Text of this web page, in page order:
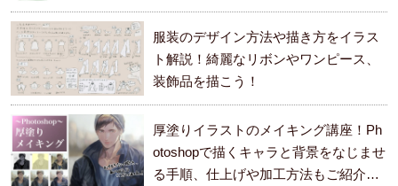
服装のデザイン方法や描き方をイラス
ト解説！綺麗なリボンやワンピース、
装飾品を描こう！
厚塗りイラストのメイキング講座！Ph
otoshopで描くキャラと背景をなじませ
る手順、仕上げや加工方法もご紹介し